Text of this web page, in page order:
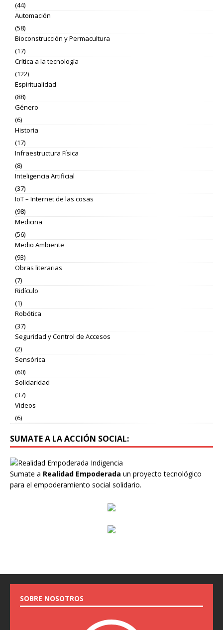
(44)
Automación
(58)
Bioconstrucción y Permacultura
(17)
Crítica a la tecnología
(122)
Espiritualidad
(88)
Género
(6)
Historia
(17)
Infraestructura Física
(8)
Inteligencia Artificial
(37)
IoT – Internet de las cosas
(98)
Medicina
(56)
Medio Ambiente
(93)
Obras literarias
(7)
Ridículo
(1)
Robótica
(37)
Seguridad y Control de Accesos
(2)
Sensórica
(60)
Solidaridad
(37)
Videos
(6)
SUMATE A LA ACCIÓN SOCIAL:
Sumate a Realidad Empoderada un proyecto tecnológico
para el empoderamiento social solidario.
SOBRE NOSOTROS